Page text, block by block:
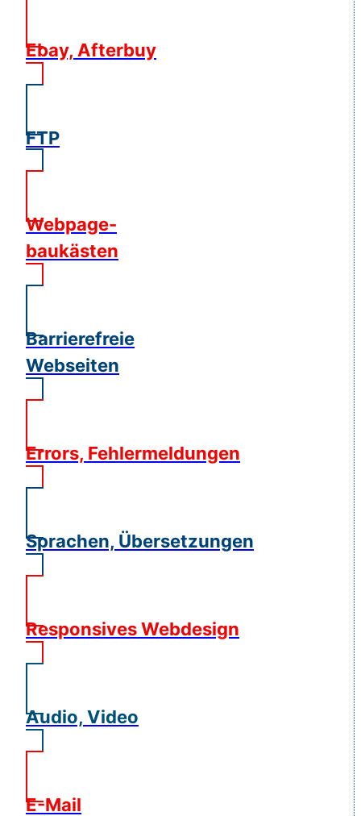
Ebay, Afterbuy
FTP
Webpage-
baukästen
Barrierefreie
Webseiten
Errors, Fehlermeldungen
Sprachen, Übersetzungen
Responsives Webdesign
Audio, Video
E-Mail